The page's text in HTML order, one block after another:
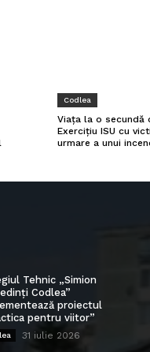
Codlea
Viața la o secundă
Exercițiu ISU cu
urmare a unui
Tehnic „Simion
Codlea”
proiectul
pentru viitor”
31 iulie 2026